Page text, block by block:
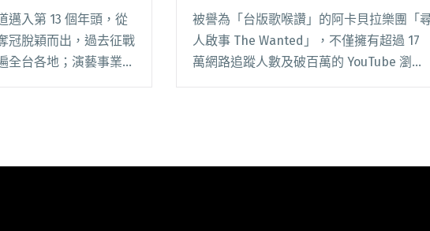
邁入第 13 個年頭，從
冠脫穎而出，過去征戰
全台各地；演藝事業更
下金曲獎歌王殊榮，作
歌-五木大学特修班」
的想你〉、〈玫瑰少年〉
被譽為「台版歌喉讚」的阿卡貝拉樂團「
人啟事 The Wanted」，不僅擁有超過 17
萬網路追蹤人數及破百萬的 YouTube 瀏覽
量，也是華語音樂史上第一組發行全創作
唱〈披星戴月的想你〉、〈玫瑰少年〉"